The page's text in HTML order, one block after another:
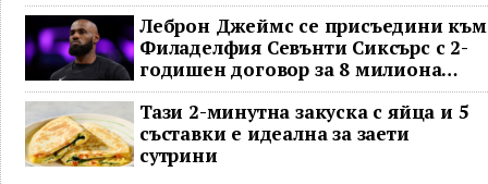
Леброн Джеймс се присъедини към
Филаделфия Севънти Сиксърс с 2-
годишен договор за 8 милиона
долара
Тази 2-минутна закуска с яйца и 5
съставки е идеална за заети
сутрини